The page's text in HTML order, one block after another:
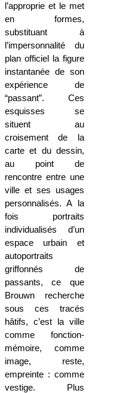
l’approprie et le met
en formes,
substituant à
l’impersonnalité du
plan officiel la figure
instantanée de son
expérience de
“passant”. Ces
esquisses se
situent au
croisement de la
carte et du dessin,
au point de
rencontre entre une
ville et ses usages
personnalisés. A la
fois portraits
individualisés d’un
espace urbain et
autoportraits
griffonnés de
passants, ce que
Brouwn recherche
sous ces tracés
hâtifs, c’est la ville
comme fonction-
mémoire, comme
image, reste,
empreinte : comme
vestige. Plus